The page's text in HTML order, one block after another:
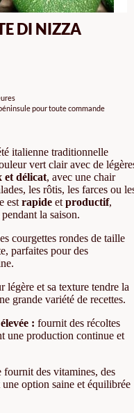
DI NIZZA
pour toute commande
italienne traditionnelle
vert clair avec de
et délicat, avec une chair
les rôtis, les farces ou
est rapide et productif,
la saison.
courgettes rondes de taille
parfaites pour des
légère et sa texture tendre la
grande variété de recettes.
: fournit des récoltes
une production continue et
fournit des vitamines, des
option saine et équilibrée